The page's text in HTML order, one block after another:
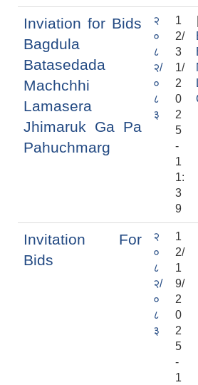
Inviation for Bids
Bagdula
Batasedada
Machchhi
Lamasera
Jhimaruk Ga Pa
Pahuchmarg
२
०
८
२/
०
८
३
1
2/
3
1/
2
0
2
5
-
1
1:
3
9
Invitation For
Bids
२
०
८
२/
०
८
३
1
2/
1
9/
2
0
2
5
-
1